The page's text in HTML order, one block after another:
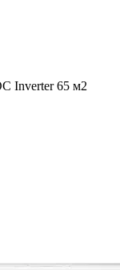
Inverter 65 м2